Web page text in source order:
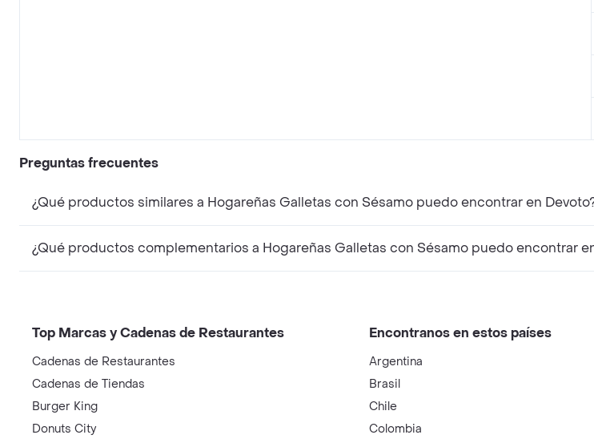
Preguntas frecuentes
¿Qué productos similares a Hogareñas Galletas con Sésamo puedo encontrar en
¿Qué productos complementarios a Hogareñas Galletas con Sésamo puedo encontrar
Top Marcas y Cadenas de Restaurantes
Cadenas de Restaurantes
Cadenas de Tiendas
Burger King
Donuts City
Encontranos en estos países
Argentina
Brasil
Chile
Colombia